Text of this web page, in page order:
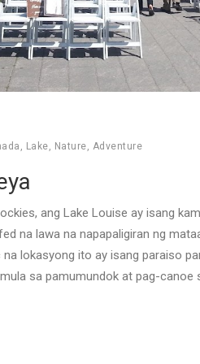
, Lake, Nature, Adventure
ang Lake Louise ay isang
na lawa na napapaligiran ng
lokasyong ito ay isang paraiso
sa pamumundok at pag-